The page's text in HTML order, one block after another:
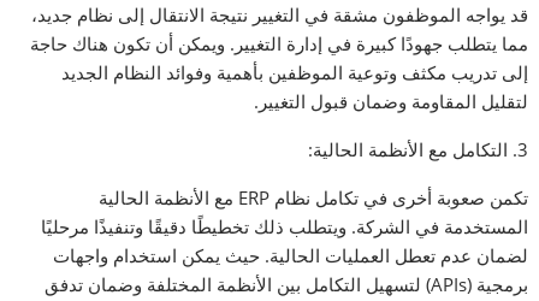
قد يواجه الموظفون مشقة في التغيير نتيجة الانتقال إلى نظام جديد،
مما يتطلب جهودًا كبيرة في إدارة التغيير. ويمكن أن تكون هناك حاجة
إلى تدريب مكثف وتوعية الموظفين بأهمية وفوائد النظام الجديد
لتقليل المقاومة وضمان قبول التغيير.
3. التكامل مع الأنظمة الحالية:
تكمن صعوبة أخرى في تكامل نظام ERP مع الأنظمة الحالية
المستخدمة في الشركة. ويتطلب ذلك تخطيطًا دقيقًا وتنفيذًا مرحليًا
لضمان عدم تعطل العمليات الحالية. حيث يمكن استخدام واجهات
برمجية (APIs) لتسهيل التكامل بين الأنظمة المختلفة وضمان تدفق